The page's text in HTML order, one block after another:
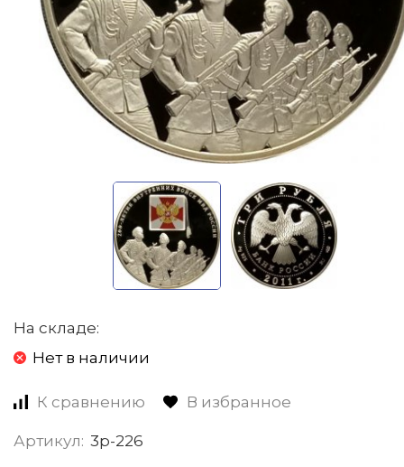
На складе:
Нет в наличии
К сравнению В избранное
Артикул: 3р-226